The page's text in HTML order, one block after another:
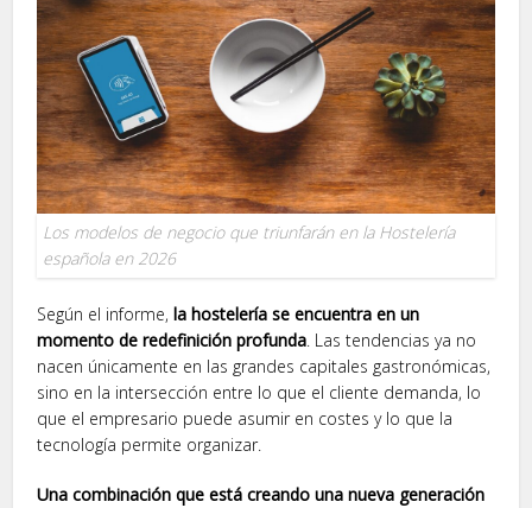
Los modelos de negocio que triunfarán en la Hostelería
española en 2026
Según el informe, la hostelería se encuentra en un
momento de redefinición profunda. Las tendencias ya no
nacen únicamente en las grandes capitales gastronómicas,
sino en la intersección entre lo que el cliente demanda, lo
que el empresario puede asumir en costes y lo que la
tecnología permite organizar.
Una combinación que está creando una nueva generación